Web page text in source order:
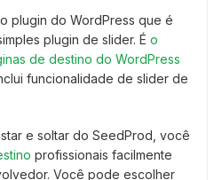
plugin do WordPress que é
plugin de slider. É o
de destino do WordPress
funcionalidade de slider de
e soltar do SeedProd, você
profissionais facilmente
Você pode escolher